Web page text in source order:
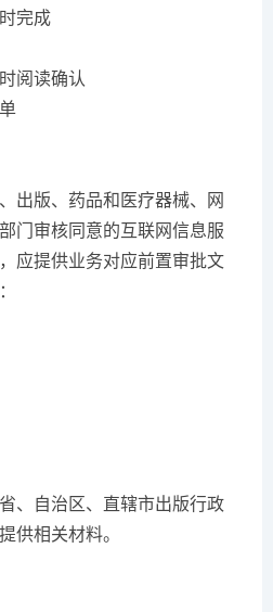
完成
阅读确认
出版、药品和医疗器械、网
门审核同意的互联网信息服
应提供业务对应前置审批文
、自治区、直辖市出版行政
供相关材料。